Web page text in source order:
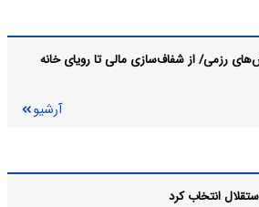
رزمی/ از شفاف‌سازی مالی تا رویای خانه
آرشیو
انتخاب کرد